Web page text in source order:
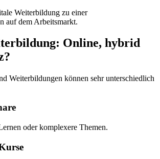
Weiterbildung zu einer
auf dem Arbeitsmarkt.
Online, hybrid
Weiterbildungen können sehr unterschiedlich
oder komplexere Themen.